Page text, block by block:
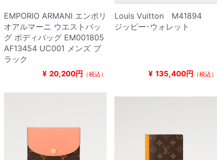
EMPORIO ARMANI エンポリ
オアルマーニ ウエストバッ
グ ボディバッグ EM001805
AF13454 UC001 メンズ ブ
ラック
¥ 20,200円 （税込）
Louis Vuitton M41894
ジッピー･ウォレット
¥ 135,400円 （税込）